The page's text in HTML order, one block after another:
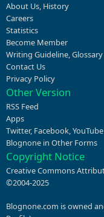
About Us, History
Careers
Statistics
Become Member
Writing Guideline,Glossary
Contact Us
Privacy Policy
Other Version
RSS Feed
Apps
Twitter, Facebook,YouTube
Blognone in Other Forms
Copyright Notice
Creative Commons
©2004-2025
Blognone.com is owned